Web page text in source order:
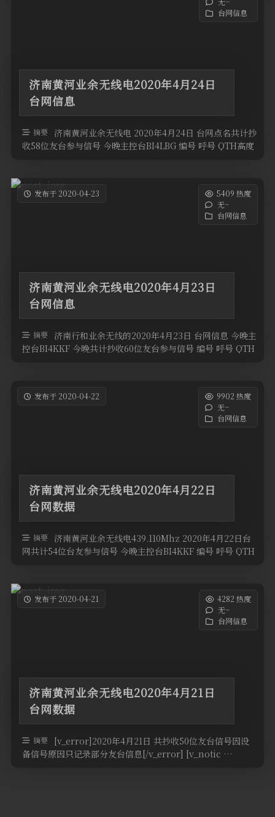
台网信息
济南黄河业余无线电2020年4月24日
台网信息
摘要 济南黄河业余无线电 2020年4月24日 台网点名共计抄
收58位友台参与信号 今晚主控台BI4LBG 编号 呼号 QTH高度
发布于 2020-04-23
5409 热度
无~
台网信息
济南黄河业余无线电2020年4月23日
台网信息
摘要 济南行和业余无线的2020年4月23日 台网信息 今晚主
控台BI4KKF 今晚共计抄收60位友台参与信号 编号 呼号 QTH
发布于 2020-04-22
9902 热度
无~
台网信息
济南黄河业余无线电2020年4月22日
台网数据
摘要 济南黄河业余无线电439.110Mhz 2020年4月22日台
网共计54位台友参与信号 今晚主控台BI4KKF 编号 呼号 QTH
发布于 2020-04-21
4282 热度
无~
台网信息
济南黄河业余无线电2020年4月21日
台网数据
摘要
[v_error]2020年4月21日 共抄收50位友台信号因设
备信号原因只记录部分友台信息[/v_error] [v_notic …